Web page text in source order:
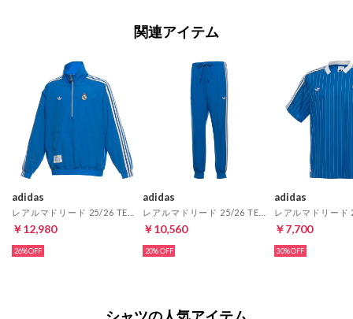
関連アイテム
adidas
￥12,980
26%
adidas
￥10,560
20%
adidas
￥7,700
30%
シャツの人気アイテム